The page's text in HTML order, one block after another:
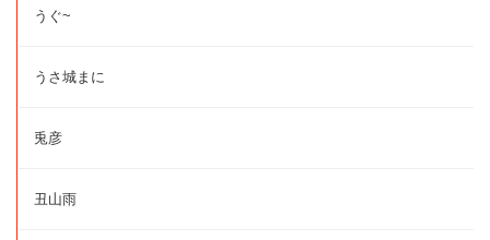
うぐ~
うさ城まに
兎彦
丑山雨